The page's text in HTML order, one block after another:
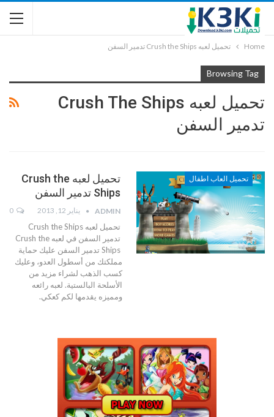
Home تحميل لعبه Crush the Ships تدمير السفن
Browsing Tag
تحميل لعبه Crush The Ships
تدمير السفن
تحميل العاب اطفال
تحميل لعبه Crush the
Ships تدمير السفن
ADMIN يناير 12, 2013
تحميل لعبه Crush the Ships
تدمير السفن في لعبه Crush the
Ships تدمير السفن عليك حماية
مملكتك من أسطول العدو، وعليك
كسب الذهب لشراء مزيد من
الأسلحة البالستية. لعبه رائعه
ومميزه يقدمها لكم كعكي.